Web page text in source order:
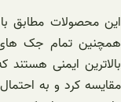
این محصولات مطابق
همچنین تمام جک های
بالاترین ایمنی هستند
مقایسه کرد و به